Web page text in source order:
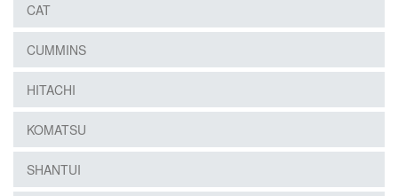
CAT
CUMMINS
HITACHI
KOMATSU
SHANTUI